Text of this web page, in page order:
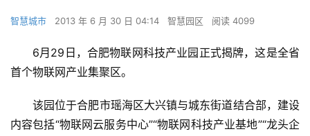
智慧城市 2013 年 6 月 30 日 04:14 智慧园区 阅读 4099
6月29日，合肥物联网科技产业园正式揭牌，这是全省
首个物联网产业集聚区。
该园位于合肥市瑶海区大兴镇与城东街道结合部，建设
内容包括“物联网云服务中心”“物联网科技产业基地”“龙头企